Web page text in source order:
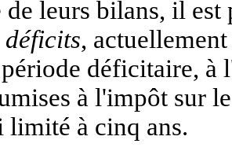
de leurs bilans, il est
,
déficitaire, à
à l'impôt sur
limité à cinq ans.